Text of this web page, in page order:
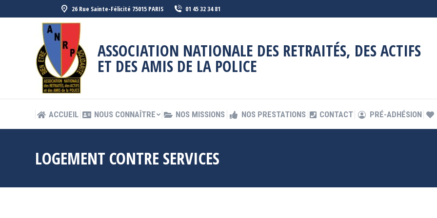
26 Rue Sainte-Félicité 75015 PARIS 01 45 32 34 81
ASSOCIATION NATIONALE DES RETRAITÉS, DES ACTIFS
ET DES AMIS DE LA POLICE
ACCUEIL NOUS CONNAÎTRE NOS MISSIONS NOS PRESTATIONS CONTACT PRÉ-ADHÉSION
LOGEMENT CONTRE SERVICES
ACCUEIL NOUS CONNAÎTRE NOS MISSIONS NOS PRESTATIONS CONTACT PRÉ-ADHÉSION